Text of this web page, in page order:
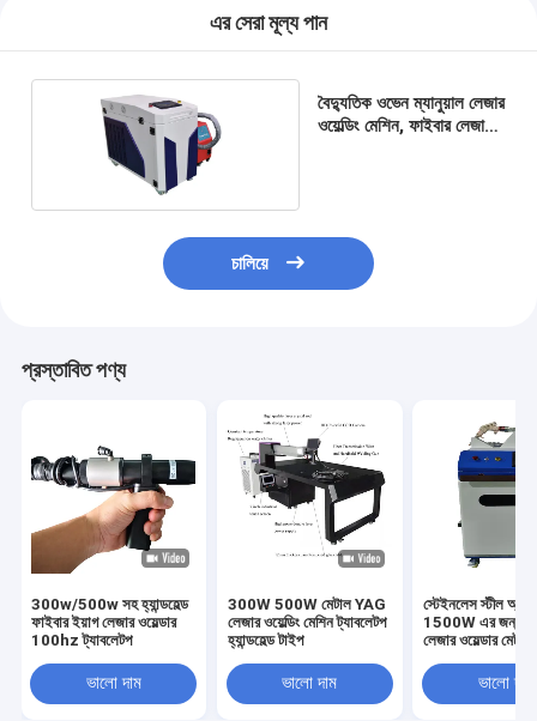
এর সেরা মূল্য পান
বৈদ্যুতিক ওভেন ম্যানুয়াল লেজার
ওয়েল্ডিং মেশিন, ফাইবার লেজার
চালিয়ে
প্রস্তাবিত পণ্য
300w/500w সহ হ্যান্ডহেল্ড
ফাইবার ইয়াগ লেজার ওয়েল্ডার
100hz ট্যাবলেটপ
ভালো দাম
300W 500W মেটাল YAG
লেজার ওয়েল্ডিং মেশিন ট্যাবলেটপ
হ্যান্ডহেল্ড টাইপ
ভালো দাম
স্টেইনলেস স্টীল
1500W এর জন্য
লেজার ওয়েল্ডার
ভালো দাম